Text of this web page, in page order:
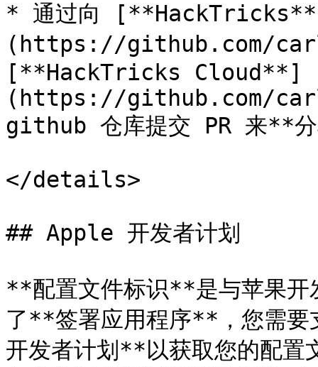
* 通过向
(https://github.com/
[**HackTricks Cloud**]
(https://github.com/
github 仓库提交 PR 来**分
</details>
## Apple 开发者计划
**配置文件标识**是与苹果开
了**签署应用程序**，您需
开发者计划**以获取您的配置